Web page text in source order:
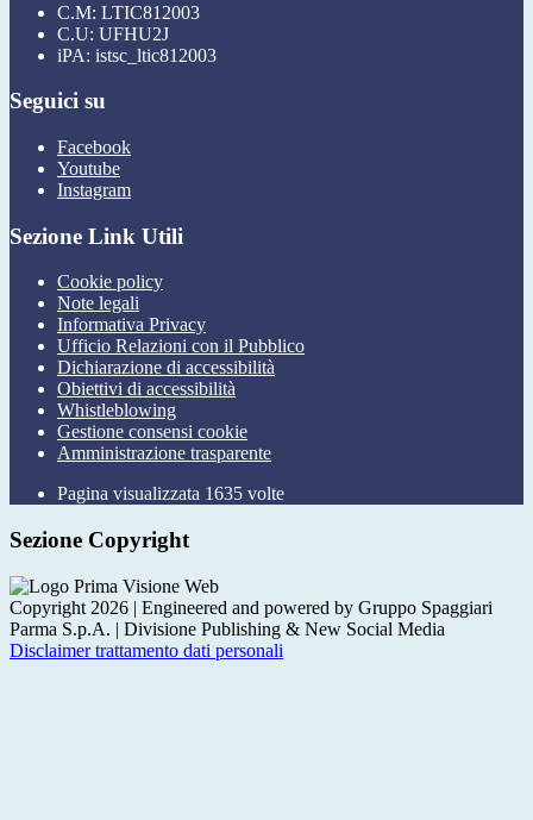
C.M: LTIC812003
C.U: UFHU2J
iPA: istsc_ltic812003
Seguici su
Facebook
Youtube
Instagram
Sezione Link Utili
Cookie policy
Note legali
Informativa Privacy
Ufficio Relazioni con il Pubblico
Dichiarazione di accessibilità
Obiettivi di accessibilità
Whistleblowing
Gestione consensi cookie
Amministrazione trasparente
Pagina visualizzata 1635 volte
Sezione Copyright
Copyright 2026 | Engineered and powered by Gruppo Spaggiari
Parma S.p.A. | Divisione Publishing & New Social Media
Disclaimer trattamento dati personali